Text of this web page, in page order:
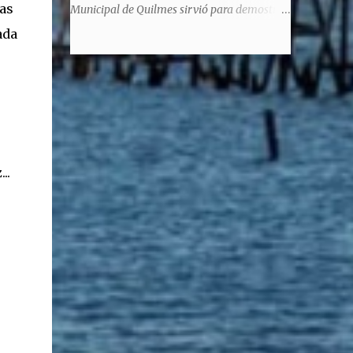
significaba de ninguna manera que era ad
remunerativo. Algunos no cobraban
estipendio -depende el cargo- pero tenían
importantísimos beneficios económicos".
Siguie diciendo Castellano: "Los ...
Municipal de Quilmes sirvió para demostrar
la enorme capacidad de un actor de
convertirse en un relator de la historia de
tantos inmigrantes que llegaron a la
Argentina para hacer la América. La
historia, escrita por el propio protagonista y
Julio Molina -a la sazón director de la
pieza-, va contando la vida del Galego, que
llegó al país y que trabajando fue quemando
etapas, esforzándose a puro pulmón. Pero
también está lo vivido en su España natal,
con el tema de la guerra civil que sufrió la
familia y tuvo la grieta que instaló el
generalisimo Franco con una enorme cuota
de torturas, persecución, secuestros,
prisiones. El dolor vivido en carne propia y
trasladado a la piel, para contar todo lo
padecido. El relato tiene morriña, saudades,
el canto a Galicia, tierra de los padres y